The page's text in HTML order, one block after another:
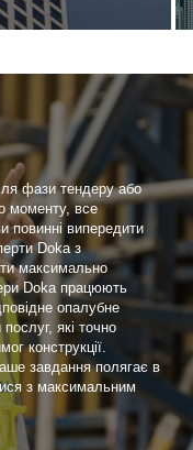
фази тендеру або
моменту, все
повинні випередити
Doka з
максимально
Doka працюють
опалубне
які точно
конструкції.
завдання полягає в
з максимальним